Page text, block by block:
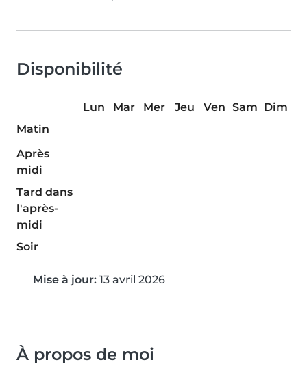
Disponibilité
Lun Mar Mer Jeu Ven Sam Dim
Matin
Après
midi
Tard dans
l'après-
midi
Soir
Mise à jour: 13 avril 2026
À propos de moi